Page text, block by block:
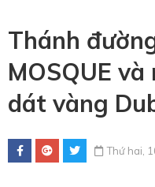
0786 711 611
Hotline tour trong nước
0783 336 116
Thánh
MOSQUE
dát vàng
Thứ hai,